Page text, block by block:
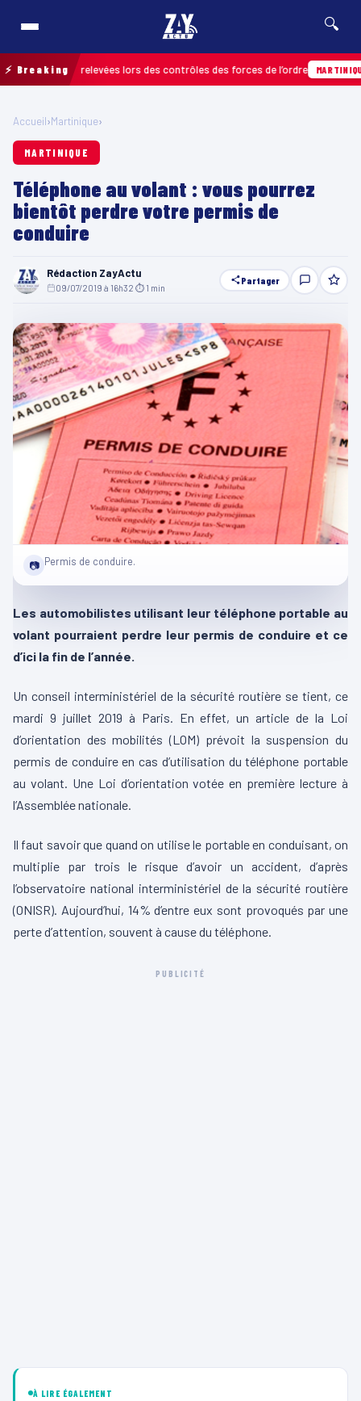
🔍
⚡ Breakingrelevées lors des contrôles des forces de l’ordre MARTINIQUE
Accueil›Martinique›
MARTINIQUE
Téléphone au volant : vous pourrez
bientôt perdre votre permis de
conduire
Rédaction ZayActu
09/07/2019 à 16h32 ⏱ 1 min
Partager
📷 Permis de conduire.
Les automobilistes utilisant leur téléphone portable au
volant pourraient perdre leur permis de conduire et ce
d’ici la fin de l’année.
Un conseil interministériel de la sécurité routière se tient, ce
mardi 9 juillet 2019 à Paris. En effet, un article de la Loi
d’orientation des mobilités (LOM) prévoit la suspension du
permis de conduire en cas d’utilisation du téléphone portable
au volant. Une Loi d’orientation votée en première lecture à
l’Assemblée nationale.
Il faut savoir que quand on utilise le portable en conduisant, on
multiplie par trois le risque d’avoir un accident, d’après
l’observatoire national interministériel de la sécurité routière
(ONISR). Aujourd’hui, 14% d’entre eux sont provoqués par une
perte d’attention, souvent à cause du téléphone.
PUBLICITÉ
À LIRE ÉGALEMENT